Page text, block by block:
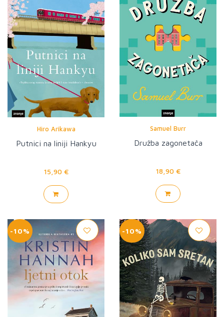
Hiro Arikawa
Putnici na liniji Hankyu
15,90 €
Samuel Burr
Družba zagonetača
18,90 €
-10% -10%